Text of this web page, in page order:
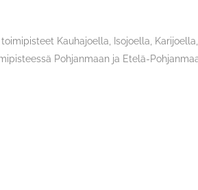
Kauhajoella, Isojoella,
Pohjanmaan ja Etelä-